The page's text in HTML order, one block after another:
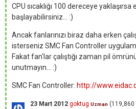
CPU sıcaklığı 100 dereceye
başlayabilirsiniz... :)
Ancak fanlarınızı biraz daha erken
isterseniz SMC Fan Controller
Fakat fan'lar çalıştığı zaman pil
unutmayın... :)
SMC Fan Controller: http://
23 Mart 2012 goktug Uzman (119,860